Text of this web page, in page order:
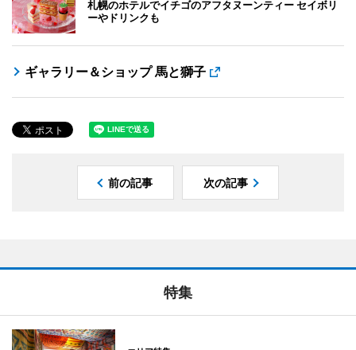
札幌のホテルでイチゴのアフタヌーンティー セイボリ
ーやドリンクも
ギャラリー＆ショップ 馬と獅子
前の記事 次の記事
特集